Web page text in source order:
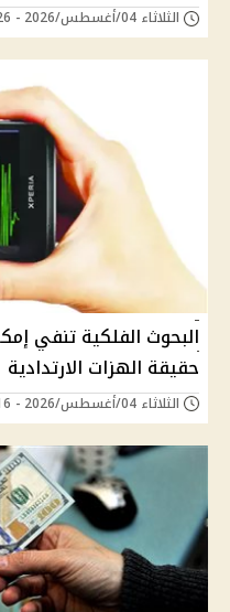
الثلاثاء 04/أغسطس/2026 - 05:26 م
البحوث الفلكية تنفي
حقيقة الهزات الارتدادية
الثلاثاء 04/أغسطس/2026 - 05:16 م